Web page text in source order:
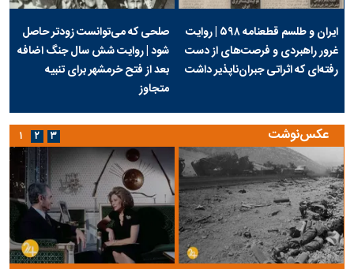
ایران و طلسم قطعنامه ۵۹۸ | روایت
غرور راهبردی و فرصت‌های از دست
رفته‌ای که اثراتی جبران‌ناپذیر داشت
صلحی که می‌توانست زودتر حاصل
شود | روایت شش سال جنگ اضافه
بعد از فتح خرمشهر برای تنبیه
متجاوز
عکس‌نوشت ۱ ۲ ۳